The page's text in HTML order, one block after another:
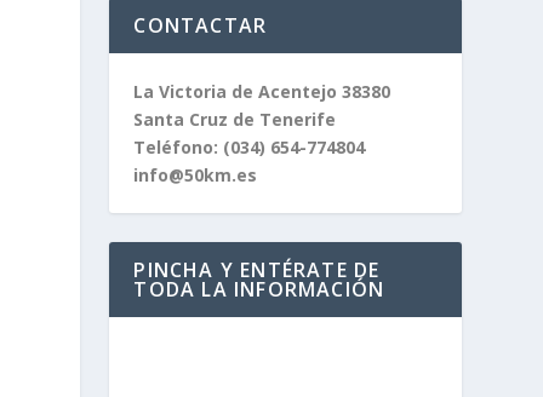
CONTACTAR
La Victoria de Acentejo 38380
Santa Cruz de Tenerife
Teléfono: (034) 654-774804
info@50km.es
PINCHA Y ENTÉRATE DE
TODA LA INFORMACIÓN